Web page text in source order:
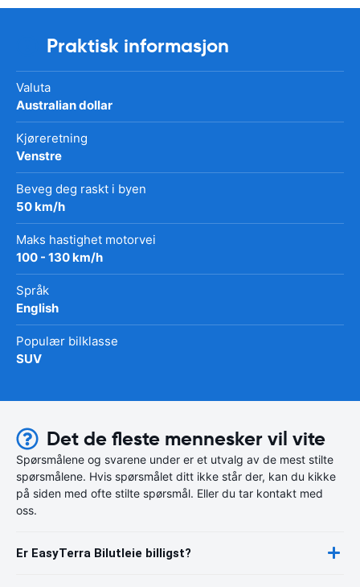
Praktisk informasjon
Valuta
Australian dollar
Kjøreretning
Venstre
Beveg deg raskt i byen
50 km/h
Maks hastighet motorvei
100 - 130 km/h
Språk
English
Populær bilklasse
SUV
Det de fleste mennesker vil vite
Spørsmålene og svarene under er et utvalg av de mest stilte
spørsmålene. Hvis spørsmålet ditt ikke står der, kan du kikke
på siden med ofte stilte spørsmål. Eller du tar kontakt med
oss.
Er EasyTerra Bilutleie billigst?